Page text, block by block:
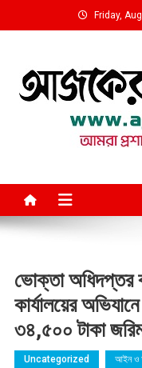
to
Friday,
ভোক্তা অধিদপ্তর
কার্যালয়ের
৩৪,৫০০ টাকা
Uncategorized আইন ও